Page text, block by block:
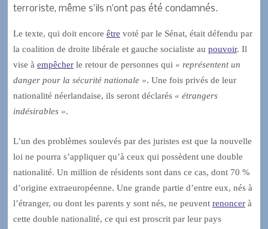
terroriste, même s’ils n’ont pas été condamnés.
Le texte, qui doit encore être voté par le Sénat, était défendu par
la coalition de droite libérale et gauche socialiste au pouvoir. Il
vise à empêcherle retour de personnes qui « représentent un
danger pour la sécurité nationale ». Une fois privés de leur
nationalité néerlandaise, ils seront déclarés « étrangers
indésirables ».
L’un des problèmes soulevés par des juristes est que la nouvelle
loi ne pourra s’appliquer qu’à ceux qui possèdent une double
nationalité. Un million de résidents sont dans ce cas, dont 70 %
d’origine extraeuropéenne. Une grande partie d’entre eux, nés à
l’étranger, ou dont les parents y sont nés, ne peuvent renoncerà
cette double nationalité, ce qui est proscrit par leur pays